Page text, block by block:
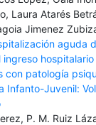
Laura Atarés
Jimenez
aguda
con patología
Infanto-Juvenil:
P. M. Ruiz